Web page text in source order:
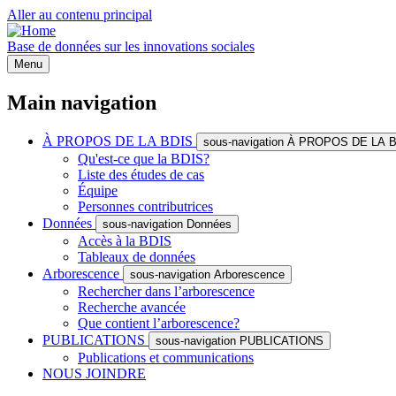
Aller au contenu principal
Base de données sur les innovations sociales
Menu
Main navigation
À PROPOS DE LA BDIS sous-navigation À PROPOS DE LA
Qu'est-ce que la BDIS?
Liste des études de cas
Équipe
Personnes contributrices
Données
sous-navigation Données
Accès à la BDIS
Tableaux de données
Arborescence
sous-navigation Arborescence
Rechercher dans l’arborescence
Recherche avancée
Que contient l’arborescence?
PUBLICATIONS
sous-navigation PUBLICATIONS
Publications et communications
NOUS JOINDRE